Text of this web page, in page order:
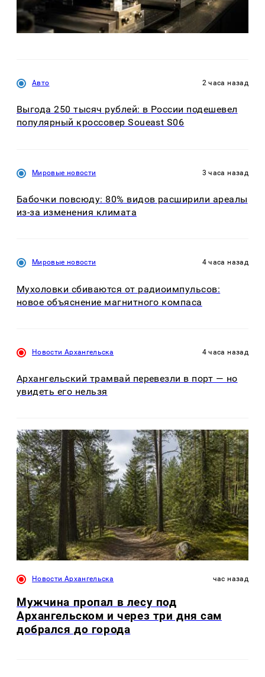
Авто 2 часа назад
Выгода 250 тысяч рублей: в России подешевел
популярный кроссовер Soueast S06
Мировые новости 3 часа назад
Бабочки повсюду: 80% видов расширили ареалы
из-за изменения климата
Мировые новости 4 часа назад
Мухоловки сбиваются от радиоимпульсов:
новое объяснение магнитного компаса
Новости Архангельска 4 часа назад
Архангельский трамвай перевезли в порт — но
увидеть его нельзя
Новости Архангельска час назад
Мужчина пропал в лесу под
Архангельском и через три дня сам
добрался до города